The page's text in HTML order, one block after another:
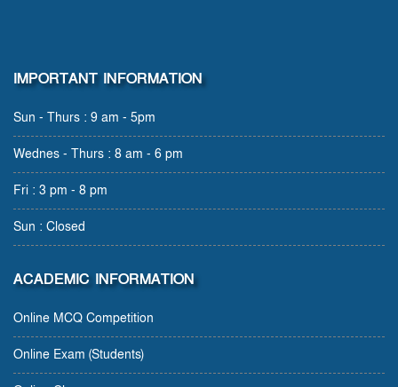
IMPORTANT INFORMATION
Sun - Thurs : 9 am - 5pm
Wednes - Thurs : 8 am - 6 pm
Fri : 3 pm - 8 pm
Sun : Closed
ACADEMIC INFORMATION
Online MCQ Competition
Online Exam (Students)